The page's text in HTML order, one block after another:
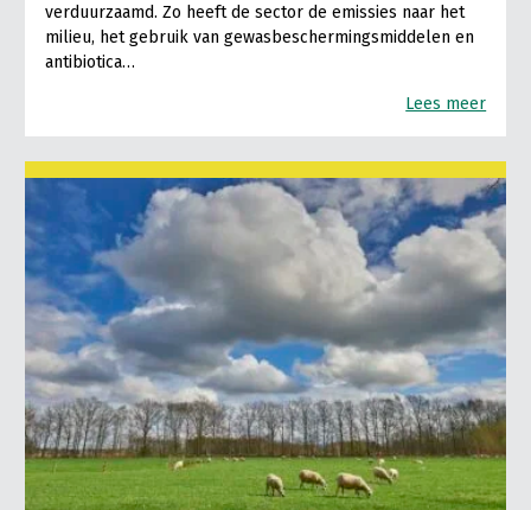
verduurzaamd. Zo heeft de sector de emissies naar het
milieu, het gebruik van gewasbeschermingsmiddelen en
antibiotica…
Lees meer